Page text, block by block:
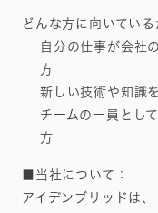
どんな方に向いている
自分の仕事が会社
方
新しい技術や知識
チームの一員とし
方
■当社について：
アイデンブリッドは